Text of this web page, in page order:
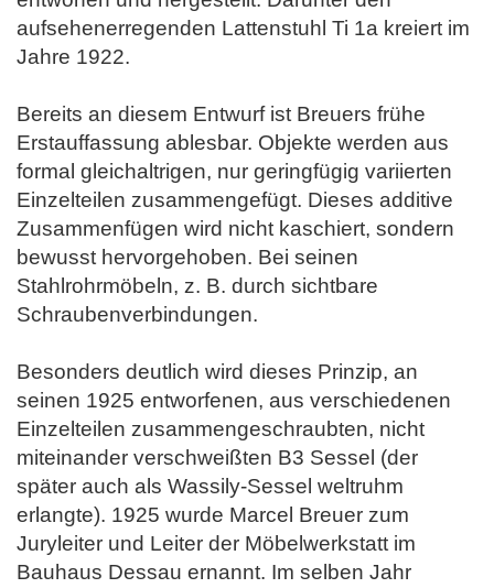
aufsehenerregenden Lattenstuhl Ti 1a kreiert im
Jahre 1922.
Bereits an diesem Entwurf ist Breuers frühe
Erstauffassung ablesbar. Objekte werden aus
formal gleichaltrigen, nur geringfügig variierten
Einzelteilen zusammengefügt. Dieses additive
Zusammenfügen wird nicht kaschiert, sondern
bewusst hervorgehoben. Bei seinen
Stahlrohrmöbeln, z. B. durch sichtbare
Schraubenverbindungen.
Besonders deutlich wird dieses Prinzip, an
seinen 1925 entworfenen, aus verschiedenen
Einzelteilen zusammengeschraubten, nicht
miteinander verschweißten B3 Sessel (der
später auch als Wassily-Sessel weltruhm
erlangte). 1925 wurde Marcel Breuer zum
Juryleiter und Leiter der Möbelwerkstatt im
Bauhaus Dessau ernannt. Im selben Jahr